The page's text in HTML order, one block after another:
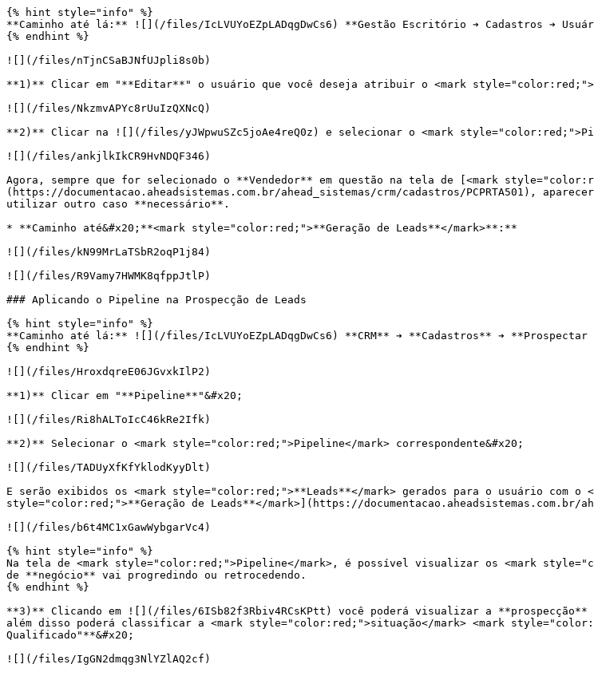
{% hint style="info" %}
**Caminho até lá:** ![](/files/IcLVUYoEZpLADqgDwCs6) **Gestão Escritório ➔ Cadastros ➔
{% endhint %}
![](/files/nTjnCSaBJNfUJpli8s0b)
**1)** Clicar em "**Editar**" o usuário que você deseja atribuir o <mark
![](/files/NkzmvAPYc8rUuIzQXNcQ)
**2)** Clicar na ![](/files/yJWpwuSZc5joAe4reQ0z) e selecionar o <mark
![](/files/ankjlkIkCR9HvNDQF346)
Agora, sempre que for selecionado o **Vendedor** em questão na tela de [<mark
(https://documentacao.aheadsistemas.com.br/ahead_sistemas/crm/cadastros/PCPRTA501),
utilizar outro caso **necessário**.
* **Caminho até&#x20;**<mark style="color:red;">**Geração de Leads**</mark>**:**
![](/files/kN99MrLaTSbR2oqP1j84)
![](/files/R9Vamy7HWMK8qfppJtlP)
### Aplicando o Pipeline na Prospecção de Leads
{% hint style="info" %}
**Caminho até lá:** ![](/files/IcLVUYoEZpLADqgDwCs6) **CRM** ➔ **Cadastros** ➔ **Prospectar
{% endhint %}
![](/files/HroxdqreE06JGvxkIlP2)
**1)** Clicar em "**Pipeline**"&#x20;
![](/files/Ri8hALToIcC46kRe2Ifk)
**2)** Selecionar o <mark style="color:red;">Pipeline</mark> correspondente&#x20;
![](/files/TADUyXfKfYklodKyyDlt)
E serão exibidos os <mark style="color:red;">**Leads**</mark> gerados para o usuário com
style="color:red;">**Geração de Leads**</mark>](https://documentacao.aheadsistemas.com.br/
![](/files/b6t4MC1xGawWybgarVc4)
{% hint style="info" %}
Na tela de <mark style="color:red;">Pipeline</mark>, é possível visualizar os <mark
de **negócio** vai progredindo ou retrocedendo.
{% endhint %}
**3)** Clicando em ![](/files/6ISb82f3Rbiv4RCsKPtt) você poderá visualizar a
além disso poderá classificar a <mark style="color:red;">situação</mark> <mark
Qualificado"**&#x20;
![](/files/IgGN2dmqg3NlYZlAQ2cf)